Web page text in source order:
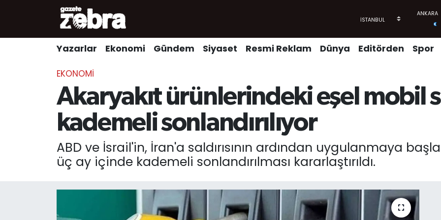
Yazarlar Ekonomi Gündem Siyaset Resmi Reklam Dünya Editörden Spor
EKONOMI
Akaryakıt ürünlerindeki eşel mobil
kademeli sonlandırılıyor
ABD ve İsrail'in, İran'a saldırısının ardından uygulanmaya
üç ay içinde kademeli sonlandırılması kararlaştırıldı.
Yazarlar
Kültür-Sanat
Nöbetçi Eczaneler
Trafik Durumu
Süper Lig Puan Durumu ve Fikstür
Son Dakika Haberleri
Haber Arşivi